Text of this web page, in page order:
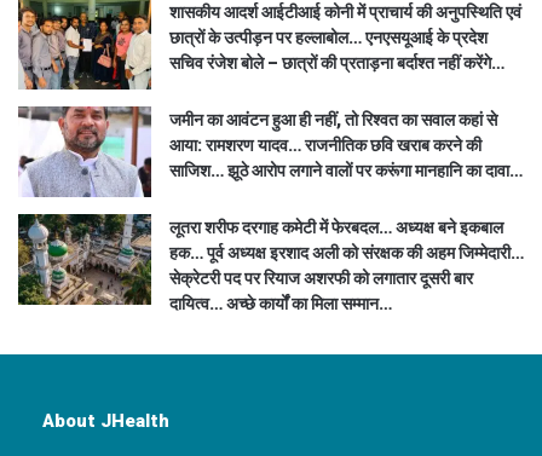
शासकीय आदर्श आईटीआई कोनी में प्राचार्य की अनुपस्थिति एवं
छात्रों के उत्पीड़न पर हल्लाबोल… एनएसयूआई के प्रदेश
सचिव रंजेश बोले – छात्रों की प्रताड़ना बर्दाश्त नहीं करेंगे…
जमीन का आवंटन हुआ ही नहीं, तो रिश्वत का सवाल कहां से
आया: रामशरण यादव… राजनीतिक छवि खराब करने की
साजिश… झूठे आरोप लगाने वालों पर करूंगा मानहानि का दावा…
लूतरा शरीफ दरगाह कमेटी में फेरबदल… अध्यक्ष बने इकबाल
हक… पूर्व अध्यक्ष इरशाद अली को संरक्षक की अहम जिम्मेदारी…
सेक्रेटरी पद पर रियाज अशरफी को लगातार दूसरी बार
दायित्व… अच्छे कार्यों का मिला सम्मान…
About JHealth